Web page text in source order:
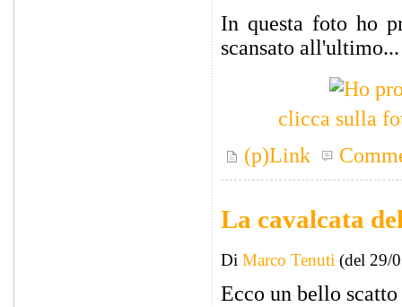
In questa foto ho
scansato all'ultimo...
clicca sulla
(p)Link
La cavalcata
Di Marco Tenuti (del 29/
Ecco un bello